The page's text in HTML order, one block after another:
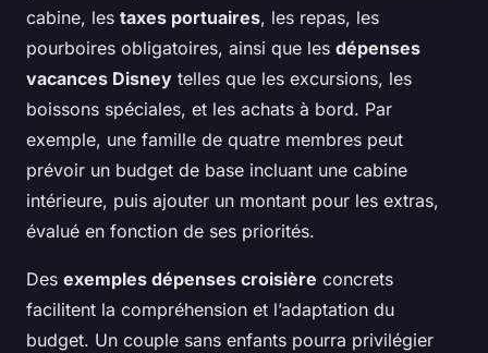
cabine, les taxes portuaires, les repas, les
pourboires obligatoires, ainsi que les dépenses
vacances Disney telles que les excursions, les
boissons spéciales, et les achats à bord. Par
exemple, une famille de quatre membres peut
prévoir un budget de base incluant une cabine
intérieure, puis ajouter un montant pour les extras,
évalué en fonction de ses priorités.
Des exemples dépenses croisière concrets
facilitent la compréhension et l’adaptation du
budget. Un couple sans enfants pourra privilégier